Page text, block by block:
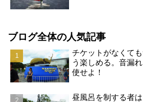
ブログ全体の人気記事
チケットがなくて
う楽しめる。音漏
使せよ！
昼風呂を制する者